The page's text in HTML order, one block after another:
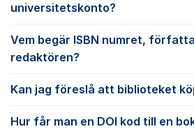
universitetskonto?
Vem begär ISBN numret,
redaktören?
Kan jag föreslå att biblioteket
Hur får man en DOI kod till en